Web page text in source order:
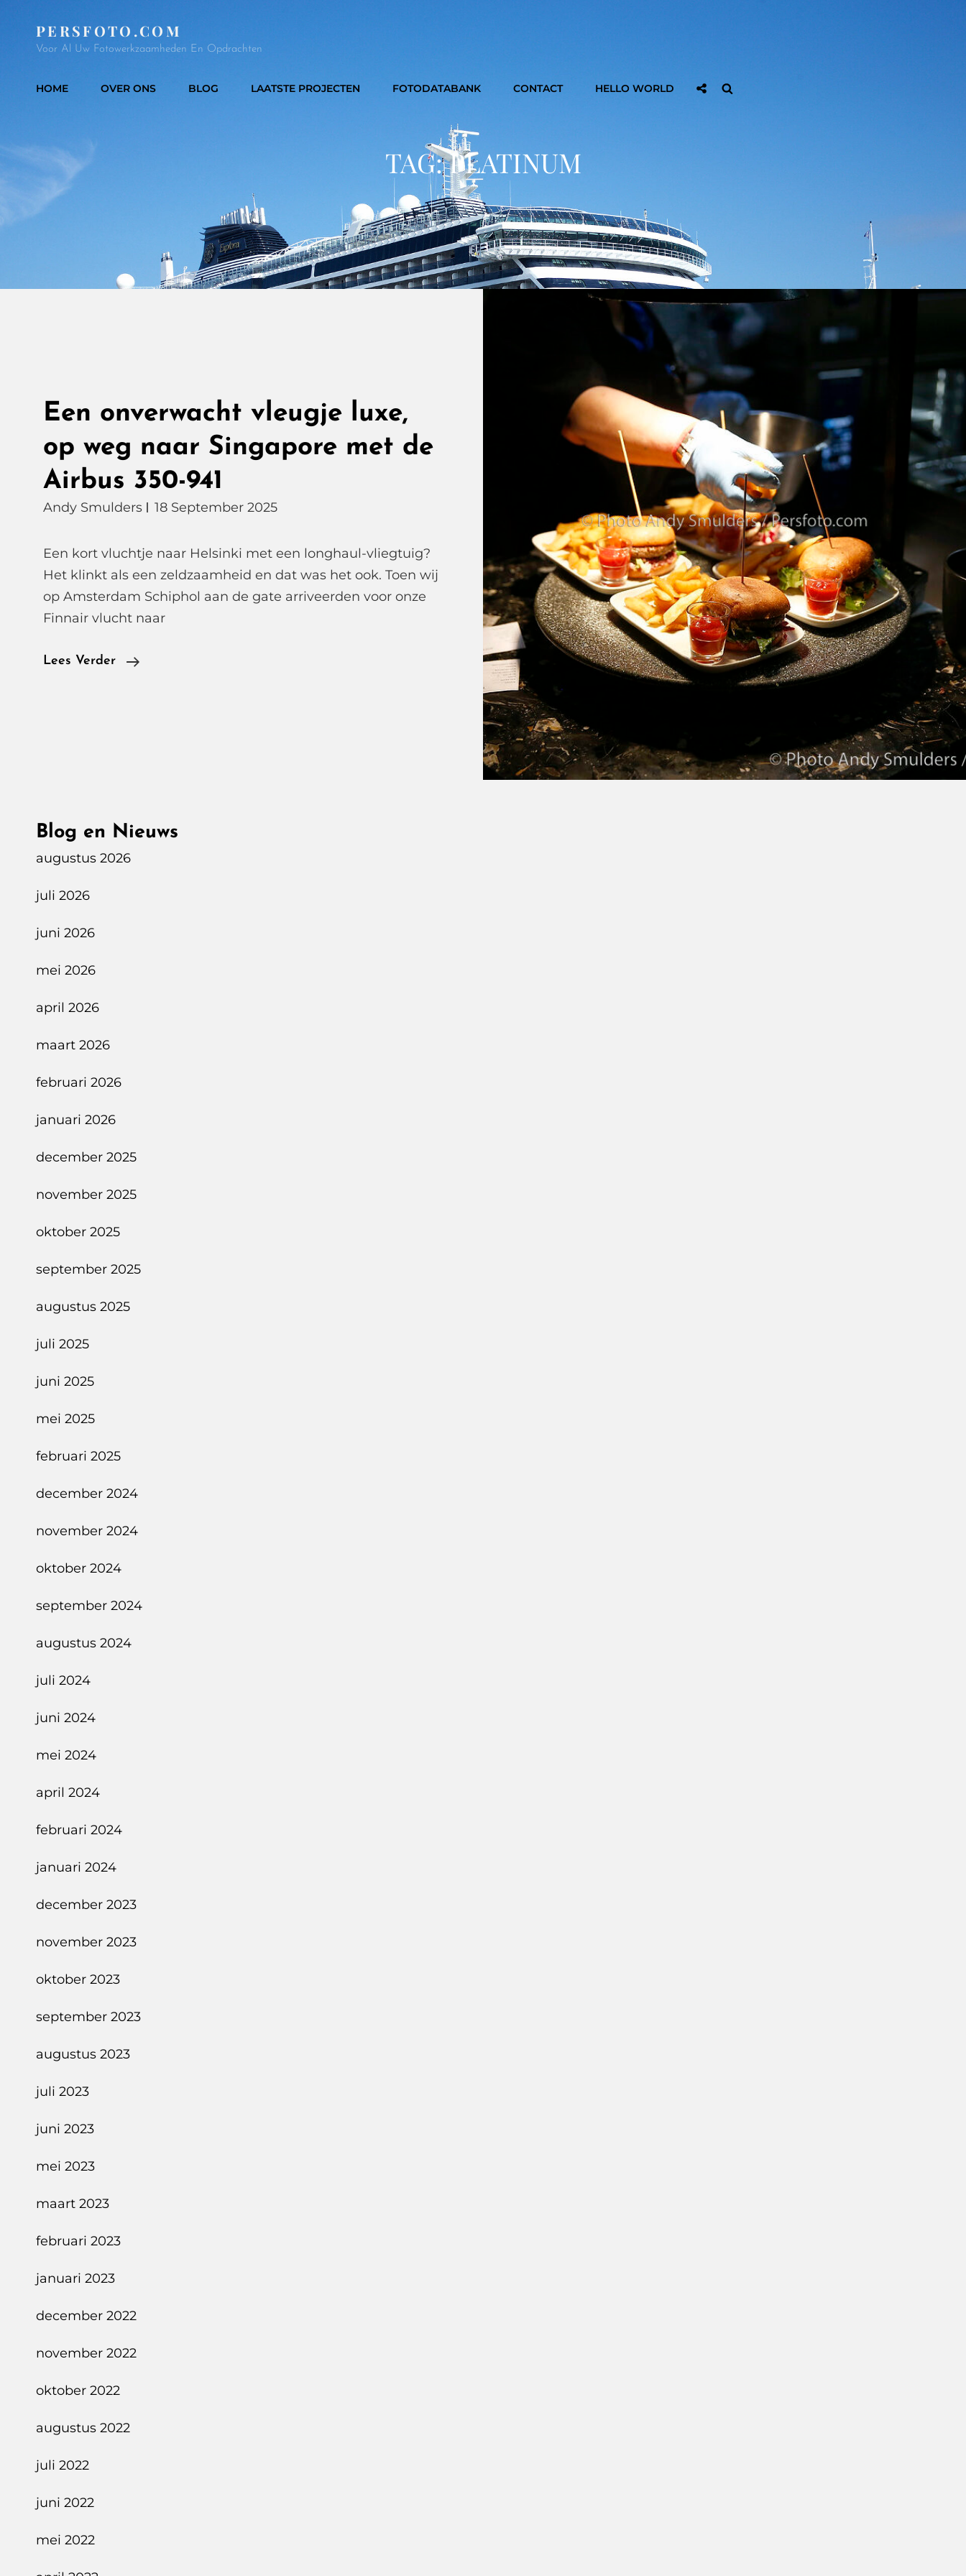
PERSFOTO.COM
Voor Al Uw Fotowerkzaamheden En Opdrachten
HOME OVER ONS BLOG LAATSTE PROJECTEN FOTODATABANK CONTACT HELLO WORLD
Sociaal
TAG:PLATINUM
Een onverwacht vleugje luxe,
op weg naar Singapore met de
Airbus 350-941
Andy Smulders 18 September 2025
Een kort vluchtje naar Helsinki met een longhaul-vliegtuig?
Het klinkt als een zeldzaamheid en dat was het ook. Toen wij
op Amsterdam Schiphol aan de gate arriveerden voor onze
Finnair vlucht naar
Lees Verder
Een
Met
Blog en Nieuws
augustus 2026
juli 2026
juni 2026
mei 2026
april 2026
maart 2026
februari 2026
januari 2026
december 2025
november 2025
oktober 2025
september 2025
augustus 2025
juli 2025
juni 2025
mei 2025
februari 2025
december 2024
november 2024
oktober 2024
september 2024
augustus 2024
juli 2024
juni 2024
mei 2024
april 2024
februari 2024
januari 2024
december 2023
november 2023
oktober 2023
september 2023
augustus 2023
juli 2023
juni 2023
mei 2023
maart 2023
februari 2023
januari 2023
december 2022
november 2022
oktober 2022
augustus 2022
juli 2022
juni 2022
mei 2022